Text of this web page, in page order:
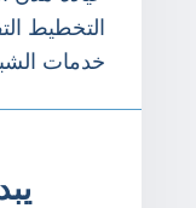
التخطيط
خدمات